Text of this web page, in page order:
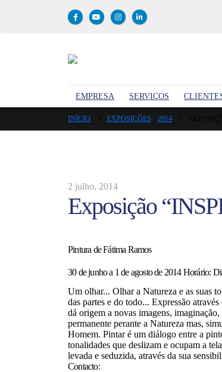
EMPRESA SERVIÇOS
INÍCIO EXPOSIÇÕES 2014
2 julho, 2014
Exposição
Pintura de Fátima Ramos
30 de junho a 1 de agosto de 2014 Horário:
Um olhar... Olhar a Natureza e as suas
das partes e do todo... Expressão
dá origem a novas imagens,
permanente perante a Natureza mas,
Homem. Pintar é um diálogo entre a
tonalidades que deslizam e ocupam a
levada e seduzida, através da sua
Contacto: